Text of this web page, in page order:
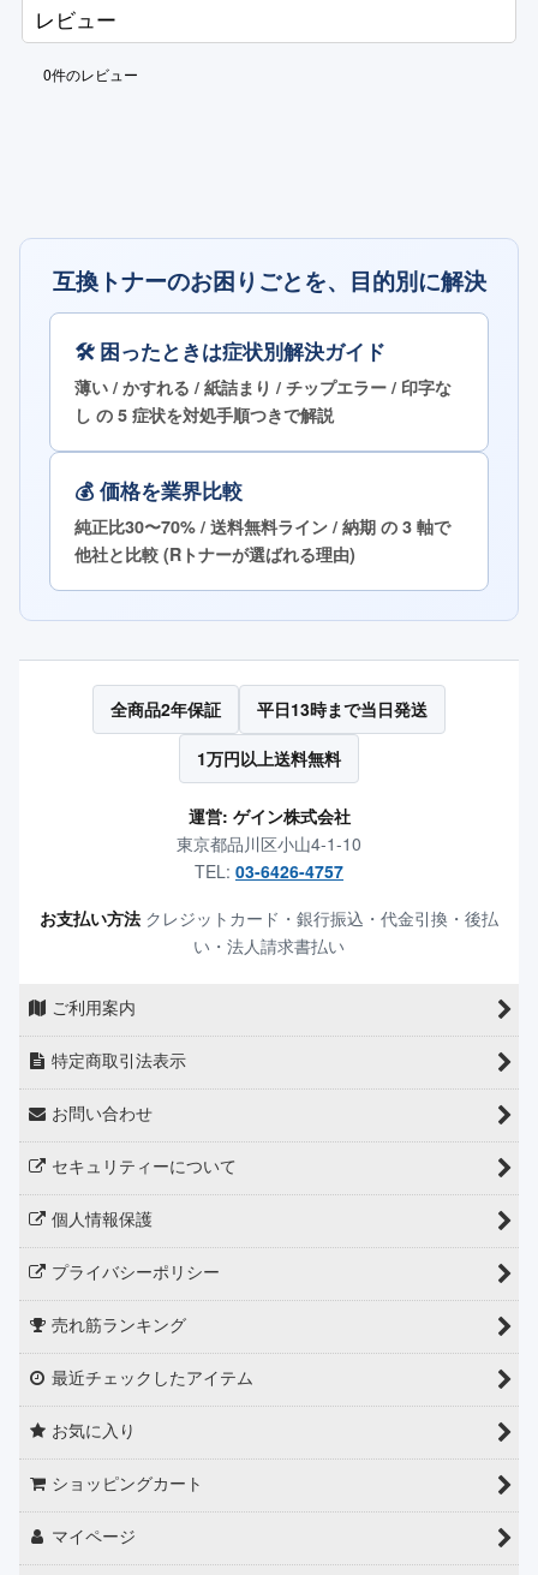
レビュー
0件のレビュー
互換トナーのお困りごとを、目的別に解決
🛠 困ったときは症状別解決ガイド
薄い / かすれる / 紙詰まり / チップエラー / 印字な
し の 5 症状を対処手順つきで解説
💰 価格を業界比較
純正比30〜70% / 送料無料ライン / 納期 の 3 軸で
他社と比較 (Rトナーが選ばれる理由)
全商品2年保証 平日13時まで当日発送
1万円以上送料無料
運営: ゲイン株式会社
東京都品川区小山4-1-10
TEL: 03-6426-4757
お支払い方法 クレジットカード・銀行振込・代金引換・後払
い・法人請求書払い
ご利用案内
特定商取引法表示
お問い合わせ
セキュリティーについて
個人情報保護
プライバシーポリシー
売れ筋ランキング
最近チェックしたアイテム
お気に入り
ショッピングカート
マイページ